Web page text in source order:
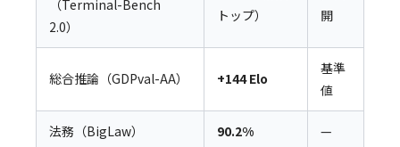
（Terminal-Bench
2.0）
トップ）
開
総合推論（GDPval-AA） +144 Elo
基準
値
法務（BigLaw） 90.2% —